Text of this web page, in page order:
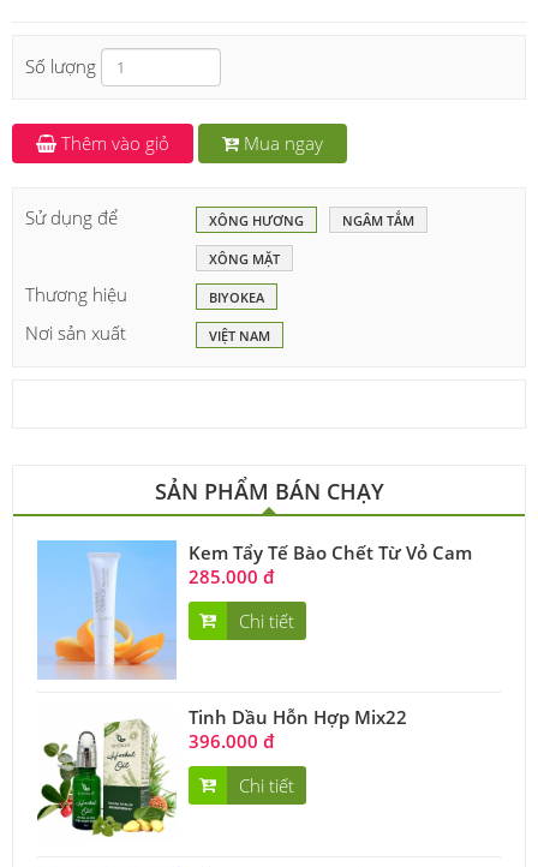
Số lượng
Thêm vào giỏ Mua ngay
Sử dụng để XÔNG HƯƠNG NGÂM TẮM
XÔNG MẶT
Thương hiệu BIYOKEA
Nơi sản xuất VIỆT NAM
SẢN PHẨM BÁN CHẠY
Kem Tẩy Tế Bào Chết Từ Vỏ Cam
285.000 đ
Chi tiết
Tinh Dầu Hỗn Hợp Mix22
396.000 đ
Chi tiết